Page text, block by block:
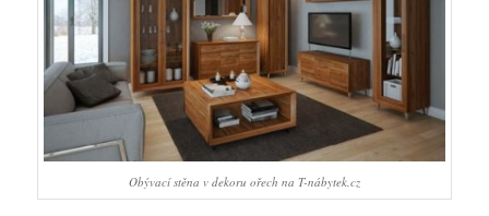
Obývací stěna v dekoru ořech na T-nábytek.cz